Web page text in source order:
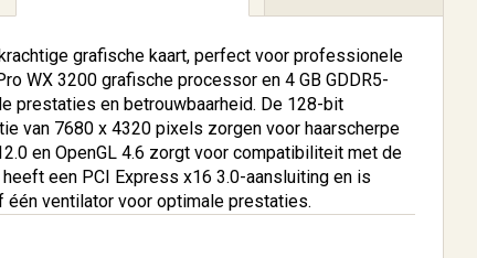
grafische kaart, perfect voor professionele
WX 3200 grafische processor en 4 GB GDDR5-
prestaties en betrouwbaarheid. De 128-bit
van 7680 x 4320 pixels zorgen voor haarscherpe
en OpenGL 4.6 zorgt voor compatibiliteit met de
een PCI Express x16 3.0-aansluiting en is
ventilator voor optimale prestaties.